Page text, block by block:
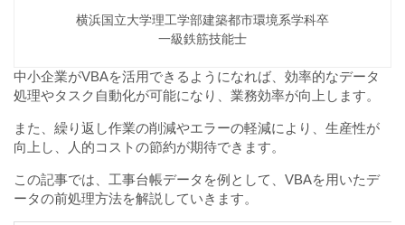
横浜国立大学理工学部建築都市環境系学科卒
一級鉄筋技能士
中小企業がVBAを活用できるようになれば、効率的なデータ
処理やタスク自動化が可能になり、業務効率が向上します。
また、繰り返し作業の削減やエラーの軽減により、生産性が
向上し、人的コストの節約が期待できます。
この記事では、工事台帳データを例として、VBAを用いたデ
ータの前処理方法を解説していきます。